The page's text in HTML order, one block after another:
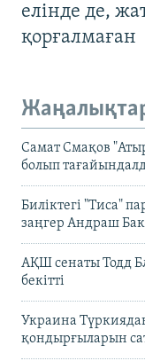
елінде де,
қорғалмаған
Самат Смақов
болып
Биліктегі "Тиса"
заңгер Андраш
АҚШ сенаты Тодд
бекітті
Украина
қондырғыларын